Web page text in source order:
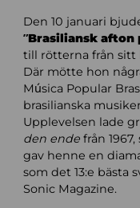
Den 10 januari
”Brasiliansk afton
till rötterna från sitt
Där mötte hon
Música Popular
brasilianska
Upplevelsen lade
den endefrån
gav henne en
som det 13:e bästa
Sonic Magazine.